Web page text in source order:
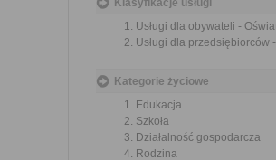
Klasyfikacje usługi
Usługi dla obywateli -
Usługi dla przedsiębiorców
Kategorie życiowe
Edukacja
Szkoła
Działalność gospodarcza
Rodzina